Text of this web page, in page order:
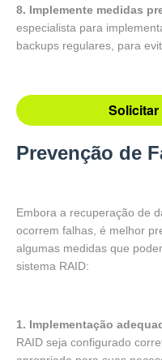
8. Implemente medidas
especialista para
backups regulares, para
Solicitar
Prevenção de
Embora a recuperação de
ocorrem falhas, é melhor
algumas medidas que
sistema RAID:
1. Implementação
RAID seja configurado